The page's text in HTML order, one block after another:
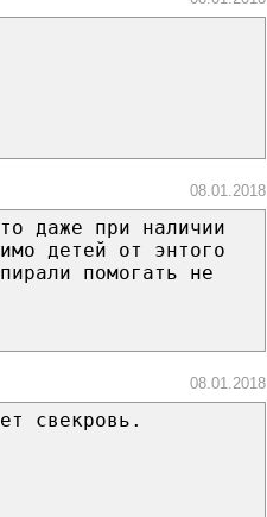
08.01.2018
даже при наличии
детей от энтого
помогать не
08.01.2018
свекровь.